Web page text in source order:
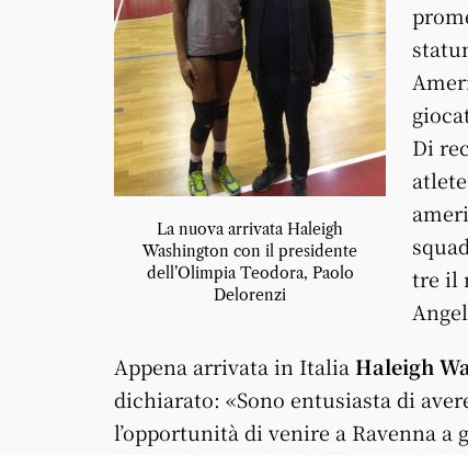
La nuova arrivata Haleigh
Washington con il presidente
dell’Olimpia Teodora, Paolo
Delorenzi
Di
tre il
Appena arrivata in Italia Haleigh
dichiarato: «Sono entusiasta di
l’opportunità di venire a Ravenna a